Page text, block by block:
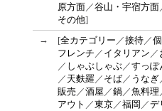
原方面／谷山・宇宿方面
その他]
→
[全カテゴリー ／接待／
フレンチ ／ イタリアン ／
／ しゃぶしゃぶ／すっぽ
／ 天麩羅／ そば／ うなぎ
販売 ／酒屋 ／鍋／魚料理
アウト ／東京／福岡 ／デ